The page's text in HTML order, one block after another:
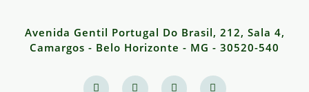
Avenida Gentil Portugal Do Brasil, 212, Sala 4,
Camargos - Belo Horizonte - MG - 30520-540